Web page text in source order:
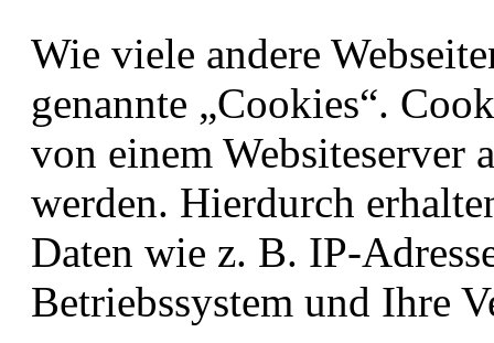
Wie viele andere
genannte „Cookies“.
von einem Websiteserver
werden. Hierdurch
Daten wie z. B. IP-
Betriebssystem und Ihre